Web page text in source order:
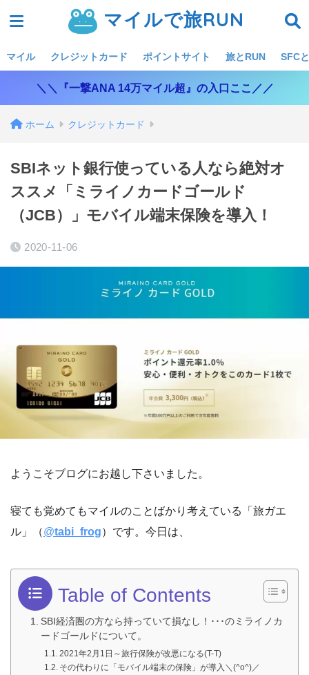
マイルで旅RUN
マイル クレジットカード ポイントサイト 旅とRUN SFC
＼＼『一撃ANA 14万マイル超』の入口ここ／／
ホーム クレジットカード
SBIネット銀行使っている人なら絶対オ
ススメ「ミライノカードゴールド
（JCB）」モバイル端末保険を導入！
2020-11-06
ようこそブログにお越し下さいました。
寝ても覚めてもマイルのことばかり考えている「旅ガエ
ル」（@tabi_frog）です。今日は、
Table of Contents
SBI経済圏の方なら持っていて損なし！･･･のミライノカ
ードゴールドについて。
2021年2月1日～旅行保険が改悪になる(T-T)
その代わりに「モバイル端末の保険」が導入＼(^o^)／